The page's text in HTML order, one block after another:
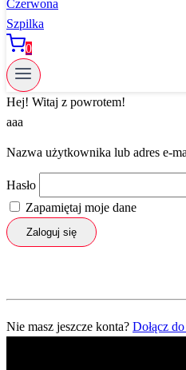
0
Hej! Witaj z powrotem!
aaa
Nazwa użytkownika lub adres e-
Hasło
Zapamiętaj moje dane
Zaloguj się
Nie masz jeszcze konta? Dołącz